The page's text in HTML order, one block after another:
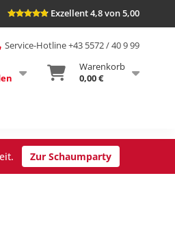
Exzellent 4,8 von 5,00
Service-Hotline +43 5572 / 40 9 99
Warenkorb
0,00 €
Zur Schaumparty